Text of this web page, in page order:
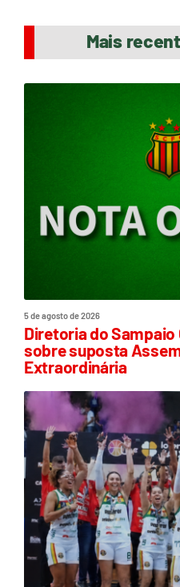
Mais
5 de agosto de 2026
Diretoria do
sobre suposta
Extraordinária